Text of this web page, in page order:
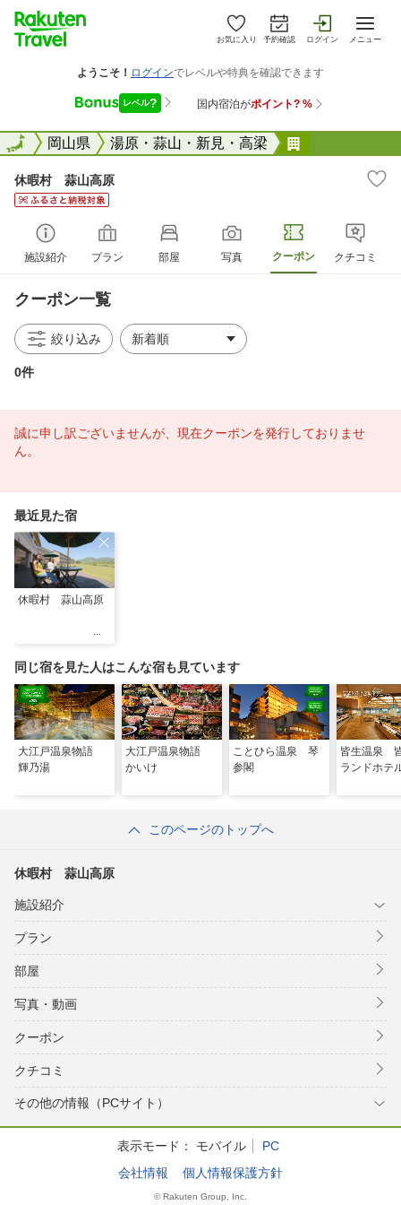
お気に入り 予約確認 ログイン メニュー
全国岡山県 湯原・蒜山・新見・高梁
全国
休暇村 蒜山高原
施設紹介 プラン 部屋 写真 クーポン クチコミ
クーポン一覧
絞り込み
0件
誠に申し訳ございませんが、現在クーポンを発行しておりませ
ん。
最近見た宿
休暇村 蒜山高原
同じ宿を見た人はこんな宿も見ています
大江戸温泉物語
輝乃湯
大江戸温泉物語
かいけ
ことひら温泉 琴
参閣
皆生温泉
ランドホテ
このページのトップへ
休暇村 蒜山高原
施設紹介
プラン
部屋
写真・動画
クーポン
クチコミ
その他の情報（PCサイト）
表示モード： モバイル
PC
会社情報
個人情報保護方針
© Rakuten Group, Inc.